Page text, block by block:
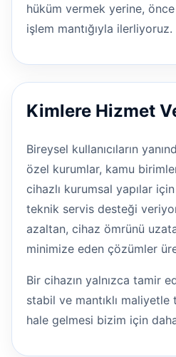
hüküm vermek yerine,
işlem mantığıyla ilerliyoruz.
Kimlere Hizmet
Bireysel kullanıcıların
özel kurumlar, kamu
cihazlı kurumsal yapılar
teknik servis desteği
azaltan, cihaz ömrünü
minimize eden çözümler
Bir cihazın yalnızca tamir
stabil ve mantıklı maliyetle
hale gelmesi bizim için